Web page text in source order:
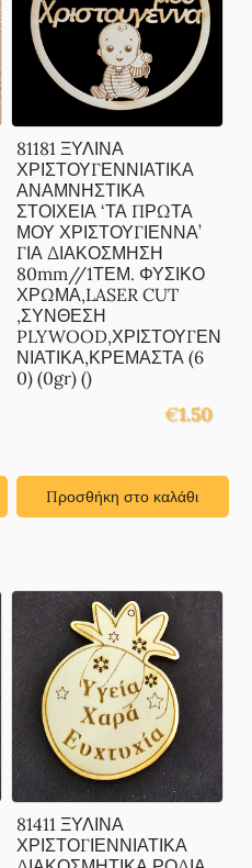
81181 ΞΥΛΙΝΑ
ΧΡΙΣΤΟΥΓΕΝΝΙΑΤΙΚΑ
ΑΝΑΜΝΗΣΤΙΚΑ
ΣΤΟΙΧΕΙΑ ‘ΤΑ ΠΡΩΤΑ
ΜΟΥ ΧΡΙΣΤΟΥΓΙΕΝΝΑ’
ΓΙΑ ΔΙΑΚΟΣΜΗΣΗ
80mm//1ΤΕΜ. ΦΥΣΙΚΟ
ΧΡΩΜΑ,LASER CUT
,ΣΥΝΘΕΣΗ
PLYWOOD,ΧΡΙΣΤΟΥΓΕΝ
ΝΙΑΤΙΚΑ,ΚΡΕΜΑΣΤΑ (6
0) (0gr) ()
€1.50
Προσθήκη στο καλάθι
81411 ΞΥΛΙΝΑ
ΧΡΙΣΤΟΓΙΕΝΝΙΑΤΙΚΑ